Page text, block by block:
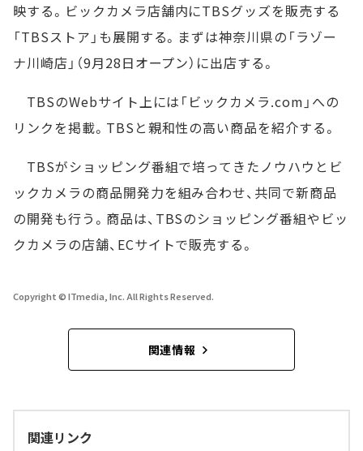
映する。ビックカメラ店舗内にTBSグッズを販売する
「TBSストア」も展開する。まずは神奈川県の「ラゾー
ナ川崎店」（9月28日オープン）に出店する。
TBSのWebサイト上には「ビックカメラ.com」への
リンクを掲載。TBSと親和性の高い商品を紹介する。
TBSがショッピング番組で培ってきたノウハウとビ
ックカメラの商品開発力を組み合わせ、共同で新商品
の開発も行う。商品は、TBSのショッピング番組やビッ
クカメラの店舗、ECサイトで販売する。
Copyright © ITmedia, Inc. All Rights Reserved.
関連情報
関連リンク